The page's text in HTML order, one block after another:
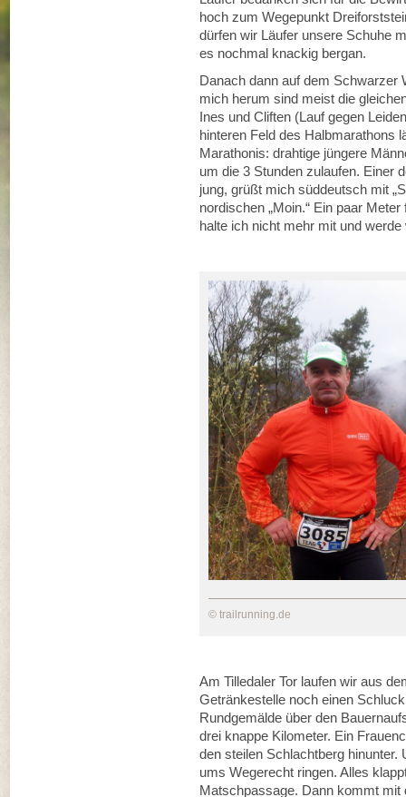
hoch zum Wegepunkt
dürfen wir Läufer unsere Schuhe
es nochmal knackig bergan.
Danach dann auf dem Schwarzer
mich herum sind meist die
Ines und Cliften (Lauf gegen
hinteren Feld des Halbmarathons
Marathonis: drahtige jüngere
um die 3 Stunden zulaufen. Einer
jung, grüßt mich süddeutsch mit
nordischen „Moin.“ Ein paar
halte ich nicht mehr mit und
© trailrunning.de
Am Tilledaler Tor laufen wir aus
Getränkestelle noch einen
Rundgemälde über den
drei knappe Kilometer. Ein
den steilen Schlachtberg hinunter.
ums Wegerecht ringen. Alles
Matschpassage. Dann kommt